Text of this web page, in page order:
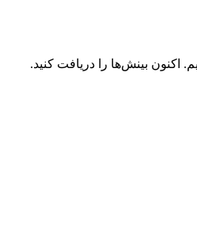
اکنون بینش‌ها را دریافت کنید.